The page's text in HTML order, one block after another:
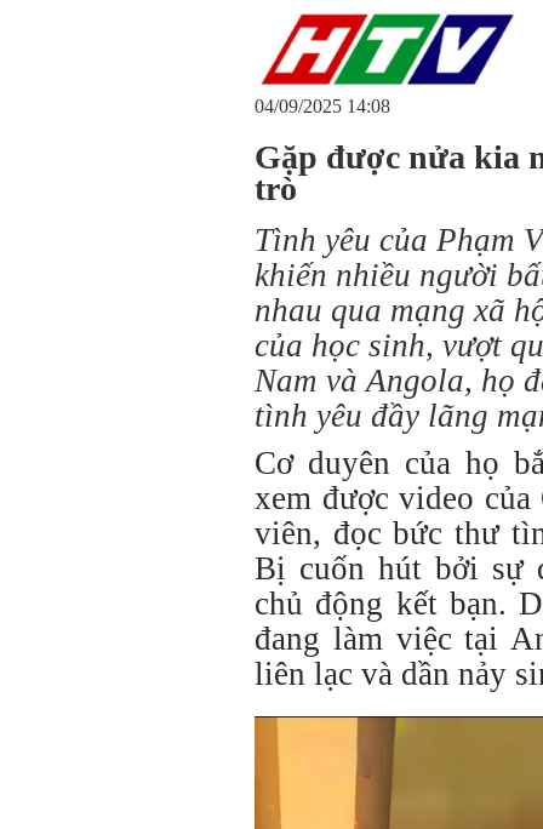
04/09/2025 14:08
Gặp được nửa kia
trò
Tình yêu của Phạm
khiến nhiều người
nhau qua mạng xã
của học sinh, vượt
Nam và Angola, họ
tình yêu đầy lãng
Cơ duyên của họ
xem được video
viên, đọc bức thư
Bị cuốn hút bởi sự
chủ động kết bạn.
đang làm việc tại
liên lạc và dần nảy